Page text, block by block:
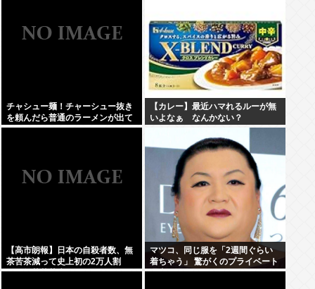
チャシュー麺！チャーシュー抜き
を頼んだら普通のラーメンが出て
きたんだが、これっておかしくね
【カレー】最近ハマれるルーが無
いよなぁ なんかない？
【高市朗報】日本の自殺者数、無
茶苦茶減って史上初の2万人割
れ。無茶苦茶生きやすい国になっ
マツコ、同じ服を「2週間ぐらい
着ちゃう」 驚がくのプライベート
理由を激白